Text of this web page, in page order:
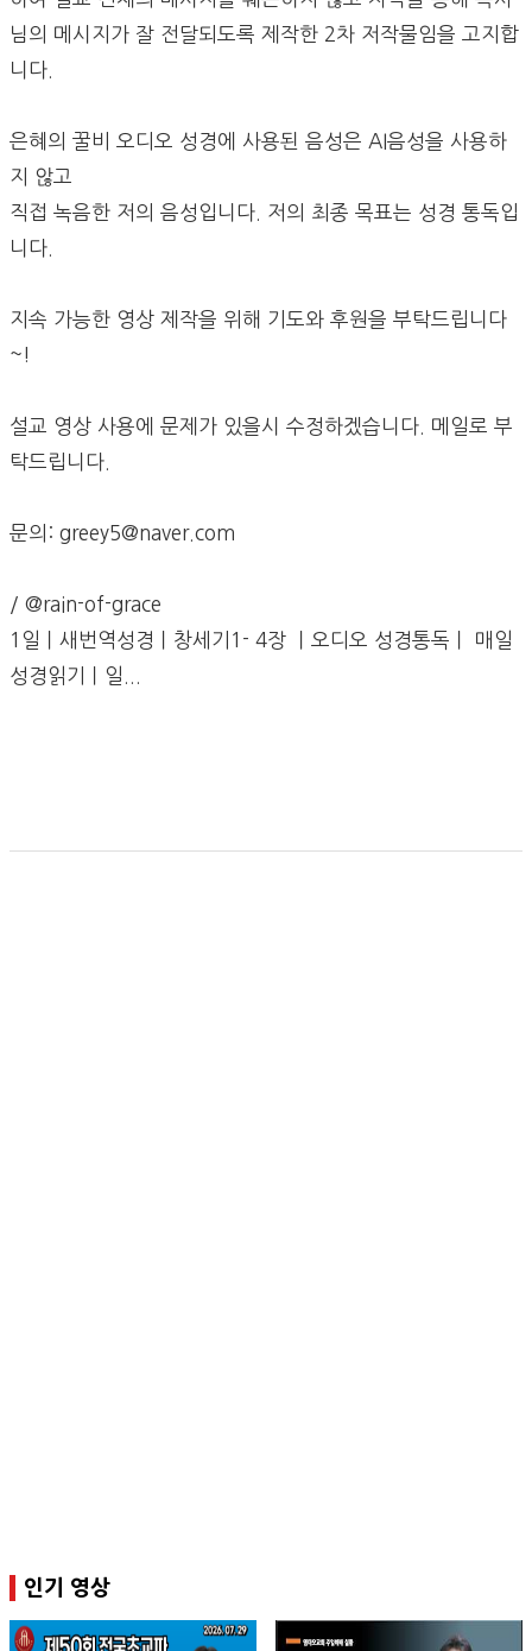
님의 메시지가 잘 전달되도록 제작한 2차 저작물임을 고지합
니다.
은혜의 꿀비 오디오 성경에 사용된 음성은 AI음성을 사용하
지 않고
직접 녹음한 저의 음성입니다. 저의 최종 목표는 성경 통독입
니다.
지속 가능한 영상 제작을 위해 기도와 후원을 부탁드립니다
~!
설교 영상 사용에 문제가 있을시 수정하겠습니다. 메일로 부
탁드립니다.
문의: greey5@naver.com
/ @rain-of-grace
1일ㅣ새번역성경ㅣ창세기1- 4장 ㅣ오디오 성경통독ㅣ 매일
성경읽기ㅣ일...
인기 영상